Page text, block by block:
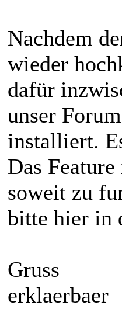
Nachdem
wieder
dafür
unser
installiert.
Das
soweit zu
bitte hier in
Gruss
erklaerbaer